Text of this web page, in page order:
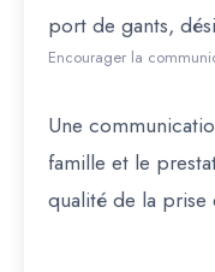
port de gants,
Encourager la
Une
famille et le
qualité de la prise